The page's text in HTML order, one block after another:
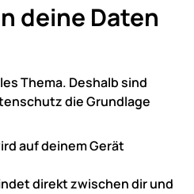
deine Daten
Thema. Deshalb sind
die Grundlage
auf deinem Gerät
direkt zwischen dir und